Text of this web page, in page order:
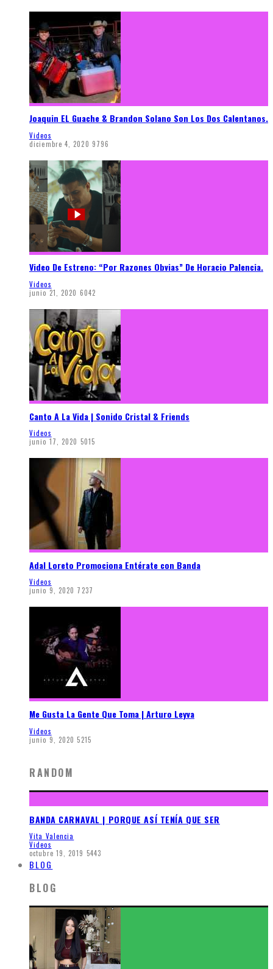
Joaquin EL Guache & Brandon Solano Son Los Dos Calentanos.
Videos
diciembre 4, 2020 9796
Video De Estreno: “Por Razones Obvias” De Horacio Palencia.
Videos
junio 21, 2020 6042
Canto A La Vida | Sonido Cristal & Friends
Videos
junio 17, 2020 5015
Adal Loreto Promociona Entérate con Banda
Videos
junio 9, 2020 7237
Me Gusta La Gente Que Toma | Arturo Leyva
Videos
junio 9, 2020 5215
RANDOM
BANDA CARNAVAL | PORQUE ASÍ TENÍA QUE SER
Vita Valencia
Videos
octubre 19, 2019 5443
BLOG
BLOG